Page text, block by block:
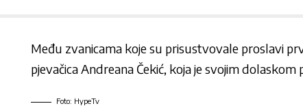
Među zvanicama koje su prisustvovale proslavi
pjevačicaAndreana Čekić, koja je svojim
Foto: HypeTv